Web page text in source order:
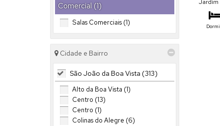
Comercial (1)
Salas Comerciais (1)
Cidade e Bairro
São João da Boa Vista (313)
Alto da Boa Vista (1)
Centro (13)
Centro (1)
Colinas do Alegre (6)
Jardim